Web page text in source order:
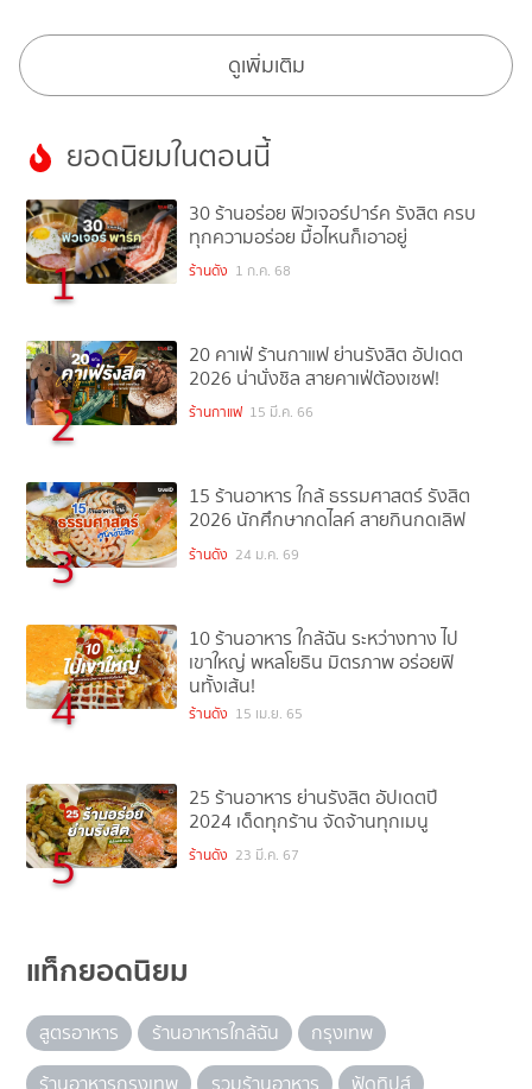
ดูเพิ่มเติม
ยอดนิยมในตอนนี้
1
30 ร้านอร่อย ฟิวเจอร์ปาร์ค รังสิต ครบ
ทุกความอร่อย มื้อไหนก็เอาอยู่
ร้านดัง 1 ก.ค. 68
2
20 คาเฟ่ ร้านกาแฟ ย่านรังสิต อัปเดต
2026 น่านั่งชิล สายคาเฟ่ต้องเซฟ!
ร้านกาแฟ 15 มี.ค. 66
3
15 ร้านอาหาร ใกล้ ธรรมศาสตร์ รังสิต
2026 นักศึกษากดไลค์ สายกินกดเลิฟ
ร้านดัง 24 ม.ค. 69
4
10 ร้านอาหาร ใกล้ฉัน ระหว่างทาง ไป
เขาใหญ่ พหลโยธิน มิตรภาพ อร่อยฟิ
นทั้งเส้น!
ร้านดัง 15 เม.ย. 65
5
25 ร้านอาหาร ย่านรังสิต อัปเดตปี
2024 เด็ดทุกร้าน จัดจ้านทุกเมนู
ร้านดัง 23 มี.ค. 67
แท็กยอดนิยม
สูตรอาหาร ร้านอาหารใกล้ฉัน
กรุงเทพ
ร้านอาหารกรุงเทพ
รวมร้านอาหาร
ฟู้ดทิปส์